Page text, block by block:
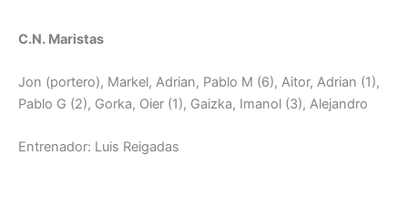
C.N. Maristas
Jon (portero), Markel, Adrian, Pablo M (6), Aitor, Adrian (1),
Pablo G (2), Gorka, Oier (1), Gaizka, Imanol (3), Alejandro
Entrenador: Luis Reigadas